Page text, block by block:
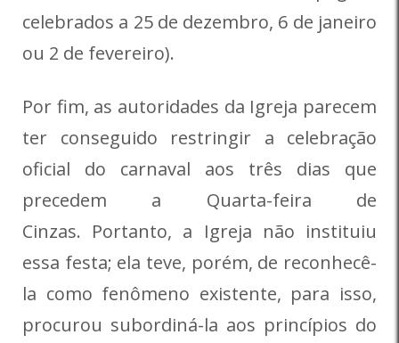
celebrados a 25 de dezembro, 6 de janeiro
ou 2 de fevereiro).
Por fim, as autoridades da Igreja parecem
ter conseguido restringir a celebração
oficial do carnaval aos três dias que
precedem a Quarta-feira de
Cinzas. Portanto, a Igreja não instituiu
essa festa; ela teve, porém, de reconhecê-
la como fenômeno existente, para isso,
procurou subordiná-la aos princípios do